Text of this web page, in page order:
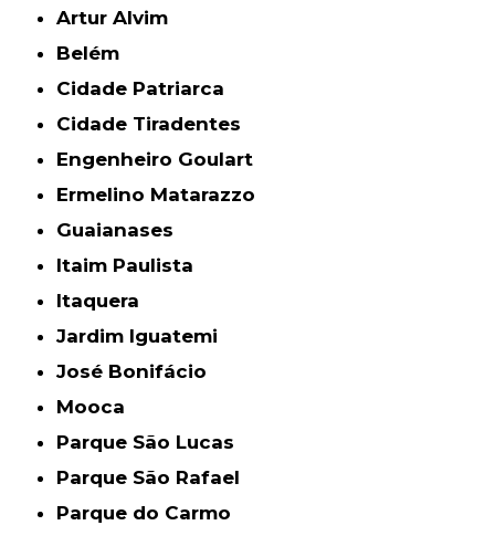
Artur Alvim
Belém
Cidade Patriarca
Cidade Tiradentes
Engenheiro Goulart
Ermelino Matarazzo
Guaianases
Itaim Paulista
Itaquera
Jardim Iguatemi
José Bonifácio
Mooca
Parque São Lucas
Parque São Rafael
Parque do Carmo